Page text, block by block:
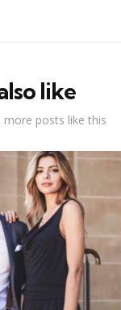
like
more posts like this